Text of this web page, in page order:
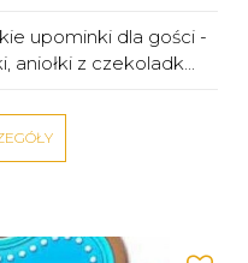
upominki dla gości -
aniołki z czekoladk...